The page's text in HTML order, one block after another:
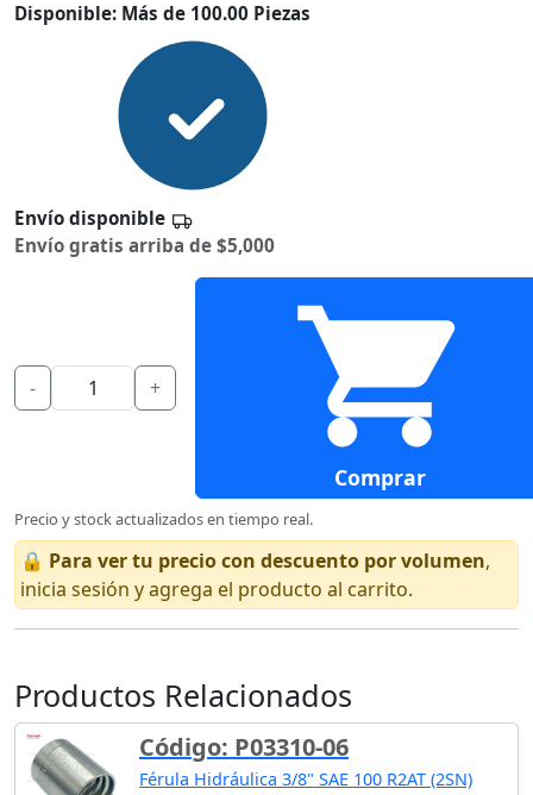
Disponible: Más de 100.00 Piezas
Envío disponible
Envío gratis arriba de $5,000
- +
Comprar
Precio y stock actualizados en tiempo real.
🔒 Para ver tu precio con descuento por volumen,
inicia sesión y agrega el producto al carrito.
Productos Relacionados
Código: P03310-06
Férula Hidráulica 3/8" SAE 100 R2AT (2SN)